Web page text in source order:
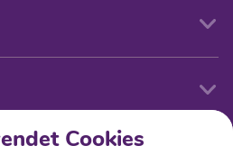
Cookies